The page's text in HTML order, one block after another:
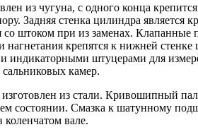
из чугуна, с одного конца
Задняя стенка цилиндра
штоком при из заменах. Клапанные
нагнетания крепятся к нижней
индикаторными штуцерами для
камер.
из стали. Кривошипный
состоянии. Смазка к шатунному
вале.